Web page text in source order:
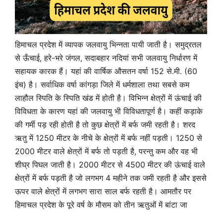
हिमाचल प्रदेश में व्यापक जलवायु भिन्नता पायी जाती है। समुद्रतल
से ऊँचाई, हरे-भरे जंगल, सदाबहार नदियां सभी जलवायु निर्धारण में
सहायक कारक हैं। यहां की वार्षिक औसतन वर्षा 152 से.मी. (60
इंच) है। सर्वाधिक वर्षा कांगड़ा जिले में धर्मशाला तथा सबसे कम
लाहौल स्पिति के स्पिति खंड में होती है। विभिन्न क्षेत्रों में ऊंचाई की
विविधता के कारण यहां की जलवायु भी विविधतापूर्ण है। कहीं कड़ाके
की गर्मी पड़ रही होती है तो कुछ क्षेत्रों में बर्फ जमी रहती है। शरद
ऋतु में 1250 मीटर के नीचे के क्षेत्रों में बर्फ नहीं पड़ती। 1250 से
2000 मीटर वाले क्षेत्रों में बर्फ तो पड़ती है, परन्तु कम और वह भी
शीघ्र पिघल जाती है। 2000 मीटर से 4500 मीटर की ऊंचाई वाले
क्षेत्रों में बर्फ पड़ती है जो लगभग 4 महीने तक जमी रहती है और इससे
ऊपर वाले क्षेत्रों में लगभग सारा साल बर्फ रहती है। आमतौर पर
हिमाचल प्रदेश के पूरे वर्ष के मौसम को तीन ऋतुओं में बांटा जा